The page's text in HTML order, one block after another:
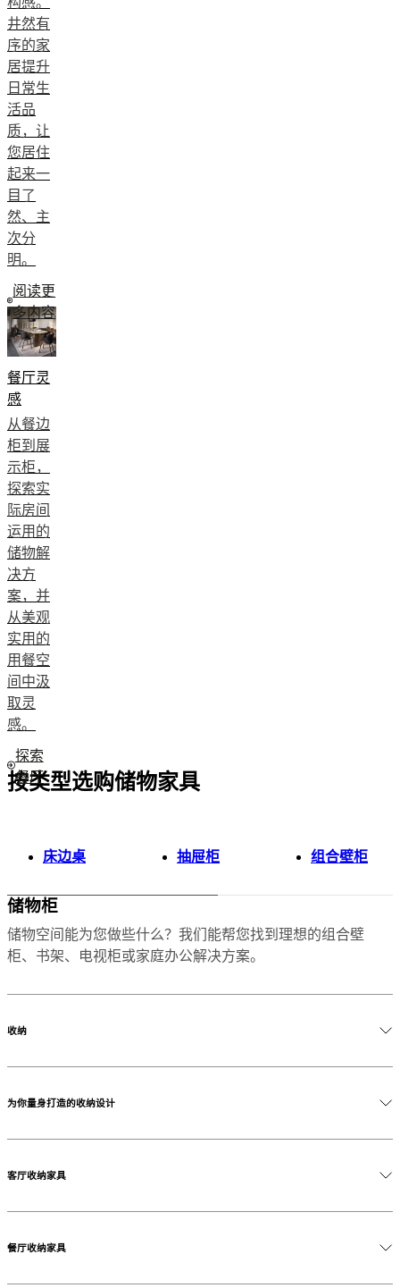
井然有
序的家
居提升
日常生
活品
质，让
您居住
起来一
目了
然、主
次分
明。
阅读更
多内容
餐厅灵
感
从餐边
柜到展
示柜，
探索实
际房间
运用的
储物解
决方
案，并
从美观
实用的
用餐空
间中汲
取灵
感。
探索
餐厅
按类型选购储物家具
床边桌 抽屉柜 组合壁柜
储物柜
储物空间能为您做些什么？我们能帮您找到理想的组合壁
柜、书架、电视柜或家庭办公解决方案。
收纳
论你是在寻找一款斯堪的纳维亚风格的餐边柜来收纳餐具、
品都值得拥有兼具设计感的收纳解决方案。正因如此，我们
的收纳系统。我们可以与你一起实现任何构想——从简约的
为你量身打造的收纳设计
客厅收纳家具
餐厅收纳家具